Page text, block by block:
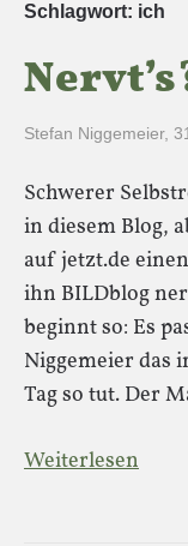
Schlagwort: ich
Stefan Niggemeier,
Schwerer
in diesem Blog,
auf jetzt.de
ihn BILDblog
beginnt so: Es
Niggemeier das
Tag so tut. Der
Weiterlesen